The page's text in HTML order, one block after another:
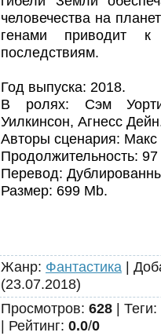
человечества на
генами приводит к
последствиям.
Год выпуска: 2018.
В ролях: Сэм
Уилкинсон, Агнесс
Авторы сценария:
Продолжительность: 97
Перевод:
Размер: 699 Mb.
Жанр: Фантастика |
(23.07.2018)
Просмотров: 628 | Теги:
| Рейтинг: 0.0/0